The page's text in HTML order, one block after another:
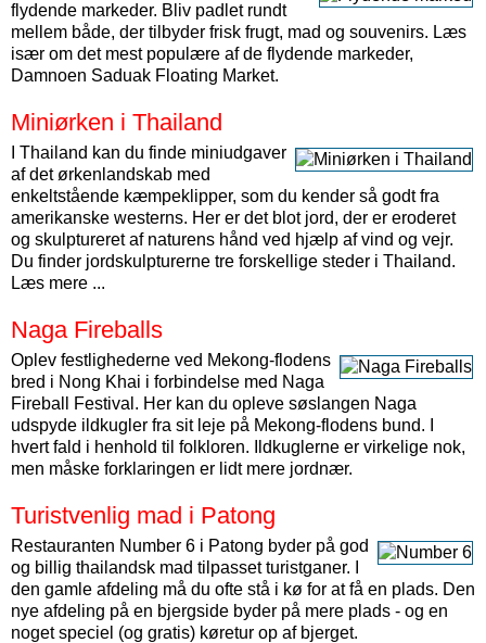
flydende markeder. Bliv padlet rundt
mellem både, der tilbyder frisk frugt, mad og souvenirs. Læs
især om det mest populære af de flydende markeder,
Damnoen Saduak Floating Market.
Miniørken i Thailand
I Thailand kan du finde miniudgaver
af det ørkenlandskab med
enkeltstående kæmpeklipper, som du kender så godt fra
amerikanske westerns. Her er det blot jord, der er eroderet
og skulptureret af naturens hånd ved hjælp af vind og vejr.
Du finder jordskulpturerne tre forskellige steder i Thailand.
Læs mere ...
Naga Fireballs
Oplev festlighederne ved Mekong-flodens
bred i Nong Khai i forbindelse med Naga
Fireball Festival. Her kan du opleve søslangen Naga
udspyde ildkugler fra sit leje på Mekong-flodens bund. I
hvert fald i henhold til folkloren. Ildkuglerne er virkelige nok,
men måske forklaringen er lidt mere jordnær.
Turistvenlig mad i Patong
Restauranten Number 6 i Patong byder på god
og billig thailandsk mad tilpasset turistganer. I
den gamle afdeling må du ofte stå i kø for at få en plads. Den
nye afdeling på en bjergside byder på mere plads - og en
noget speciel (og gratis) køretur op af bjerget.